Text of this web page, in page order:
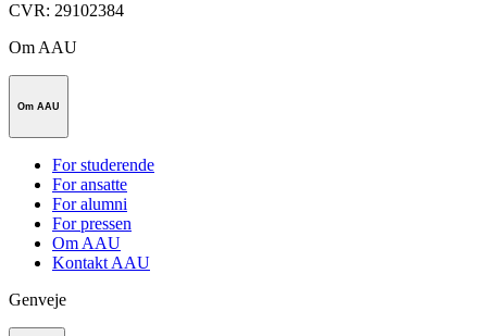
CVR: 29102384
Om AAU
Om AAU
For studerende
For ansatte
For alumni
For pressen
Om AAU
Kontakt AAU
Genveje